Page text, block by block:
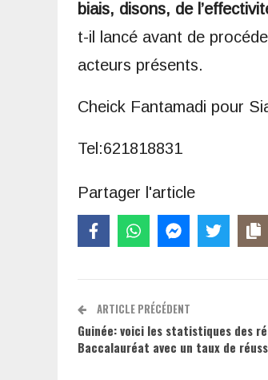
biais, disons, de
t-il lancé avant de
acteurs présents.
Cheick Fantamadi pour
Tel:621818831
Partager l'article
ARTICLE PRÉCÉDENT
Guinée: voici les statistiques des
Baccalauréat avec un taux de